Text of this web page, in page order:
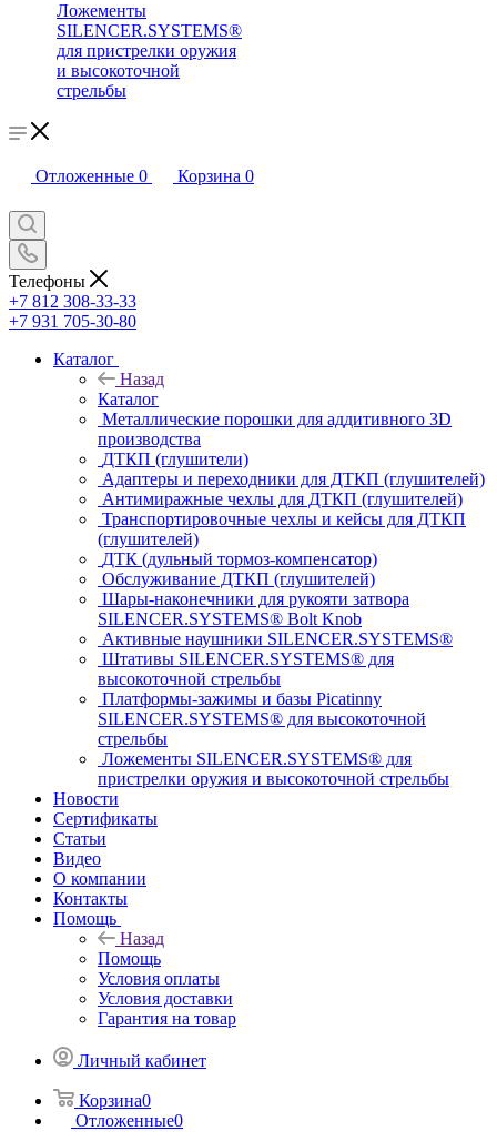
Ложементы
SILENCER.SYSTEMS®
для пристрелки оружия
и высокоточной
стрельбы
Отложенные 0 Корзина 0
Телефоны
+7 812 308-33-33
+7 931 705-30-80
Каталог
Назад
Каталог
Металлические порошки для аддитивного 3D
производства
ДТКП (глушители)
Адаптеры и переходники для ДТКП (глушителей)
Антимиражные чехлы для ДТКП (глушителей)
Транспортировочные чехлы и кейсы для ДТКП
(глушителей)
ДТК (дульный тормоз-компенсатор)
Обслуживание ДТКП (глушителей)
Шары-наконечники для рукояти затвора
SILENCER.SYSTEMS® Bolt Knob
Активные наушники SILENCER.SYSTEMS®
Штативы SILENCER.SYSTEMS® для
высокоточной стрельбы
Платформы-зажимы и базы Picatinny
SILENCER.SYSTEMS® для высокоточной
стрельбы
Ложементы SILENCER.SYSTEMS® для
пристрелки оружия и высокоточной стрельбы
Новости
Сертификаты
Статьи
Видео
О компании
Контакты
Помощь
Назад
Помощь
Условия оплаты
Условия доставки
Гарантия на товар
Личный кабинет
Корзина0
Отложенные0